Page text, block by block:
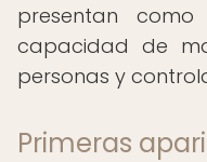
presentan
capacidad de
personas y
Primeras